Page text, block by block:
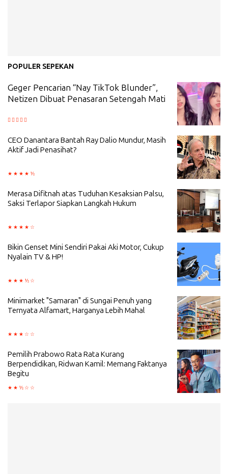
POPULER SEPEKAN
Geger Pencarian “Nay TikTok Blunder”,
Netizen Dibuat Penasaran Setengah Mati
CEO Danantara Bantah Ray Dalio Mundur, Masih
Aktif Jadi Penasihat?
Merasa Difitnah atas Tuduhan Kesaksian Palsu,
Saksi Terlapor Siapkan Langkah Hukum
Bikin Genset Mini Sendiri Pakai Aki Motor, Cukup
Nyalain TV & HP!
Minimarket "Samaran" di Sungai Penuh yang
Ternyata Alfamart, Harganya Lebih Mahal
Pemilih Prabowo Rata Rata Kurang
Berpendidikan, Ridwan Kamil: Memang Faktanya
Begitu